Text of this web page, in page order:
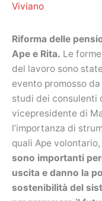
Viviano
Riforma delle
Ape e Rita. Le
del lavoro sono
evento promosso
studi dei consulenti
vicepresidente di
l’importanza di
quali Ape
sono importanti
uscita e danno la
sostenibilità del